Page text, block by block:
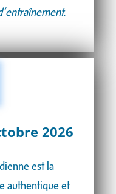
2026
est la
authentique et